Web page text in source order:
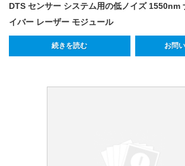
DTS センサー システム用の低ノイズ 1550nm
イバー レーザー モジュール
続きを読む お問